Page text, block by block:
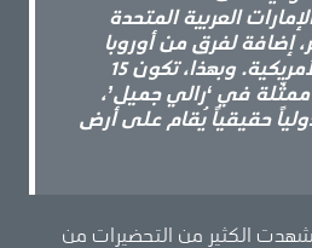
العربية المتحدة
لفرق من أوروبا
والولايات المتحدة الأمريكية. وبهذا، تكون 15
في ‘رالي جميل’،
حقيقياً يُقام على أرض
الكثير من التحضيرات من